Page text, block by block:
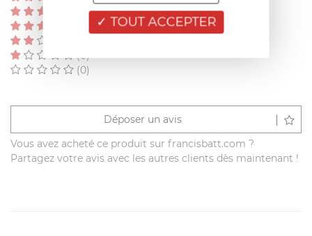
(0)
(0)
(0)
Déposer un avis
Vous avez acheté ce produit sur francisbatt.com ?
Partagez votre avis avec les autres clients dès maintenant !
TOUT ACCEPTER